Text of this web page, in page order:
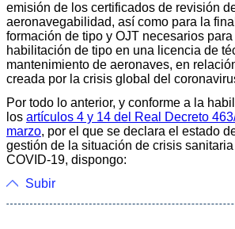
emisión de los certificados de revisión
aeronavegabilidad, así como para la
formación de tipo y OJT necesarios
habilitación de tipo en una licencia de
mantenimiento de aeronaves, en
creada por la crisis global del
Por todo lo anterior, y conforme a la
los artículos 4 y 14 del Real Decreto
marzo, por el que se declara el estado
gestión de la situación de crisis
COVID-19, dispongo:
Subir